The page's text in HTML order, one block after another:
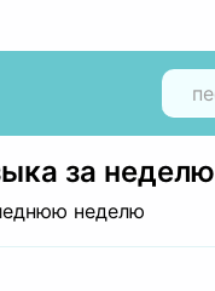
за неделю
неделю